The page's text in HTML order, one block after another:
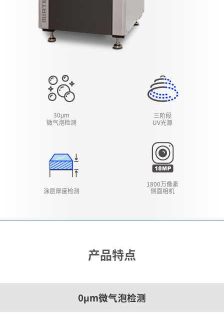
30μm
微气泡检测
三阶段
UV光源
涂层厚度检测
1800万像素
侧面相机
产品特点
0μm微气泡检测